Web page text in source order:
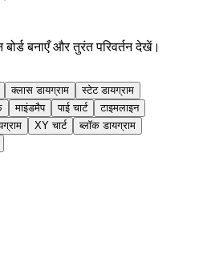
बनाएँ और तुरंत परिवर्तन देखें।
क्लास डायग्राम
स्टेट डायग्राम
माइंडमैप पाई चार्ट
टाइमलाइन
XY चार्ट
ब्लॉक डायग्राम